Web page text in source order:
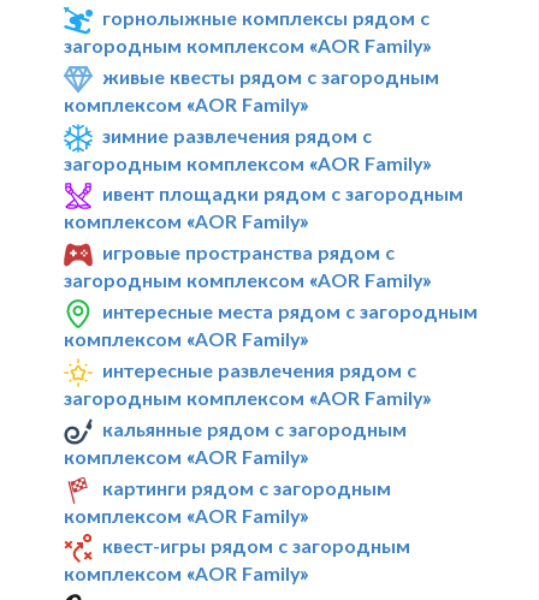
горнолыжные комплексы рядом с
загородным комплексом «AOR Family»
живые квесты рядом с загородным
комплексом «AOR Family»
зимние развлечения рядом с
загородным комплексом «AOR Family»
ивент площадки рядом с загородным
комплексом «AOR Family»
игровые пространства рядом с
загородным комплексом «AOR Family»
интересные места рядом с загородным
комплексом «AOR Family»
интересные развлечения рядом с
загородным комплексом «AOR Family»
кальянные рядом с загородным
комплексом «AOR Family»
картинги рядом с загородным
комплексом «AOR Family»
квест-игры рядом с загородным
комплексом «AOR Family»